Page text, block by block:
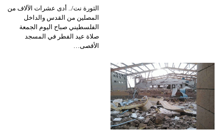
الثورة نت/.. أدى عشرات الآلاف من
المصلين من القدس والداخل
الفلسطيني صباح اليوم الجمعة
صلاة عيد الفطر في المسجد
الأقصى…